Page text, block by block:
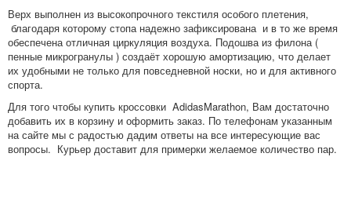
Верх выполнен из высокопрочного текстиля особого плетения,
благодаря которому стопа надежно зафиксирована и в то же время
обеспечена отличная циркуляция воздуха. Подошва из филона (
пенные микрогранулы ) создаёт хорошую амортизацию, что делает
их удобными не только для повседневной носки, но и для активного
спорта.
Для того чтобы купить кроссовки AdidasMarathon, Вам достаточно
добавить их в корзину и оформить заказ. По телефонам указанным
на сайте мы с радостью дадим ответы на все интересующие вас
вопросы. Курьер доставит для примерки желаемое количество пар.